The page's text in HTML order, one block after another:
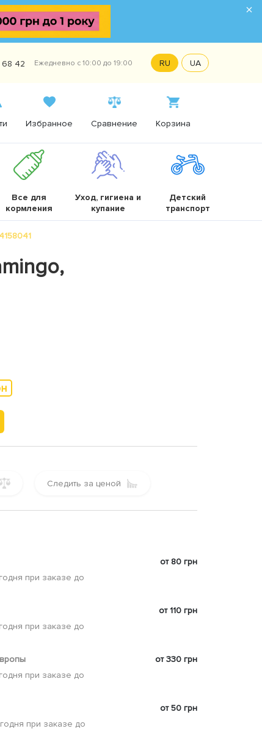
×
68 42 Ежедневно с 10:00 до 19:00 RU UA
Избранное Сравнение Корзина
Все для
кормления
Уход, гигиена и
купание
Детский
транспорт
Следить за ценой
при заказе до
от 80 грн
при заказе до
от 110 грн
при заказе до
от 330 грн
при заказе до
от 50 грн